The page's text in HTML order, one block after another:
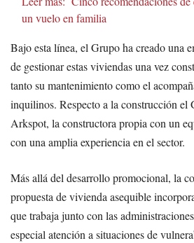
un vuelo en familia
Bajo esta línea, el Grupo ha creado una
de gestionar estas viviendas una vez
tanto su mantenimiento como el
inquilinos. Respecto a la construcción el
Arkspot, la constructora propia con un
con una amplia experiencia en el sector.
Más allá del desarrollo promocional, la
propuesta de vivienda asequible
que trabaja junto con las
especial atención a situaciones de